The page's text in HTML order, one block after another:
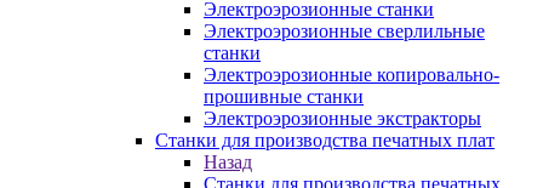
Электроэрозионные станки
Электроэрозионные сверлильные
станки
Электроэрозионные копировально-
прошивные станки
Электроэрозионные экстракторы
Станки для производства печатных плат
Назад
Станки для производства печатных